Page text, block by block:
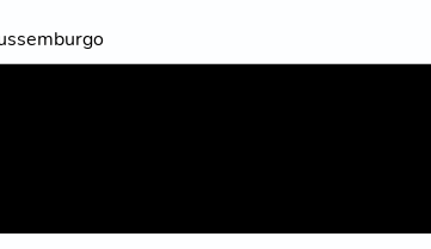
Slovenia, Spagna, Stati Uniti, Svezia, Turchia